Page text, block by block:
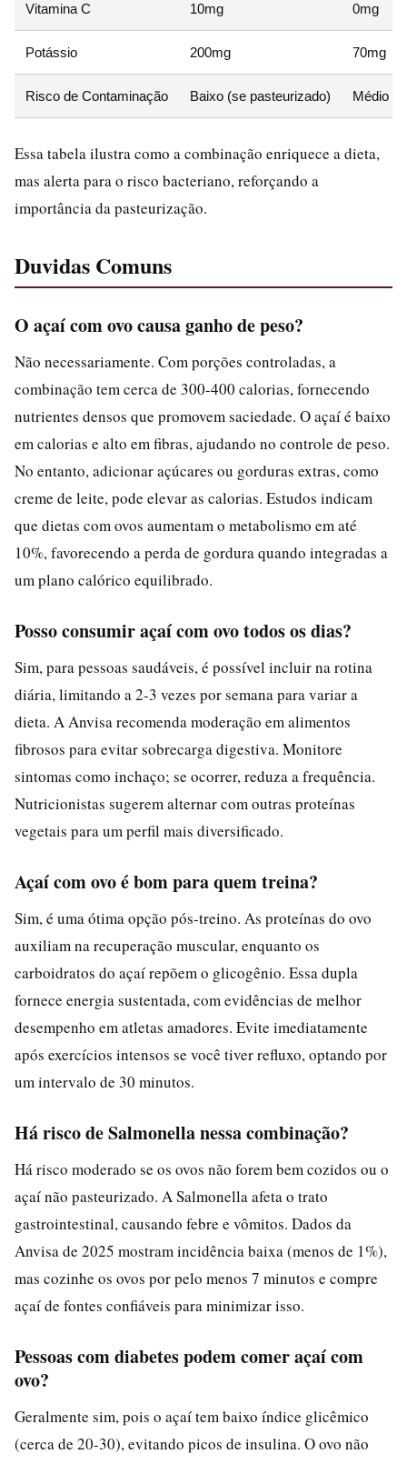
Vitamina C 10mg 0mg
Potássio 200mg 70mg
Risco de Contaminação Baixo (se pasteurizado) Médio
Essa tabela ilustra como a combinação enriquece a dieta,
mas alerta para o risco bacteriano, reforçando a
importância da pasteurização.
Duvidas Comuns
O açaí com ovo causa ganho de peso?
Não necessariamente. Com porções controladas, a
combinação tem cerca de 300-400 calorias, fornecendo
nutrientes densos que promovem saciedade. O açaí é baixo
em calorias e alto em fibras, ajudando no controle de peso.
No entanto, adicionar açúcares ou gorduras extras, como
creme de leite, pode elevar as calorias. Estudos indicam
que dietas com ovos aumentam o metabolismo em até
10%, favorecendo a perda de gordura quando integradas a
um plano calórico equilibrado.
Posso consumir açaí com ovo todos os dias?
Sim, para pessoas saudáveis, é possível incluir na rotina
diária, limitando a 2-3 vezes por semana para variar a
dieta. A Anvisa recomenda moderação em alimentos
fibrosos para evitar sobrecarga digestiva. Monitore
sintomas como inchaço; se ocorrer, reduza a frequência.
Nutricionistas sugerem alternar com outras proteínas
vegetais para um perfil mais diversificado.
Açaí com ovo é bom para quem treina?
Sim, é uma ótima opção pós-treino. As proteínas do ovo
auxiliam na recuperação muscular, enquanto os
carboidratos do açaí repõem o glicogênio. Essa dupla
fornece energia sustentada, com evidências de melhor
desempenho em atletas amadores. Evite imediatamente
após exercícios intensos se você tiver refluxo, optando por
um intervalo de 30 minutos.
Há risco de Salmonella nessa combinação?
Há risco moderado se os ovos não forem bem cozidos ou o
açaí não pasteurizado. A Salmonella afeta o trato
gastrointestinal, causando febre e vômitos. Dados da
Anvisa de 2025 mostram incidência baixa (menos de 1%),
mas cozinhe os ovos por pelo menos 7 minutos e compre
açaí de fontes confiáveis para minimizar isso.
Pessoas com diabetes podem comer açaí com
ovo?
Geralmente sim, pois o açaí tem baixo índice glicêmico
(cerca de 20-30), evitando picos de insulina. O ovo não